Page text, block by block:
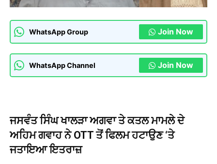
WhatsApp Group Join Now
WhatsApp Channel Join Now
ਜਸਵੰਤ ਸਿੰਘ ਖਾਲੜਾ ਅਗਵਾ ਤੇ ਕਤਲ ਮਾਮਲੇ ਦੇ
ਅਹਿਮ ਗਵਾਹ ਨੇ OTT ਤੋਂ ਫਿਲਮ ਹਟਾਉਣ ‘ਤੇ
ਜਤਾਇਆ ਇਤਰਾਜ਼